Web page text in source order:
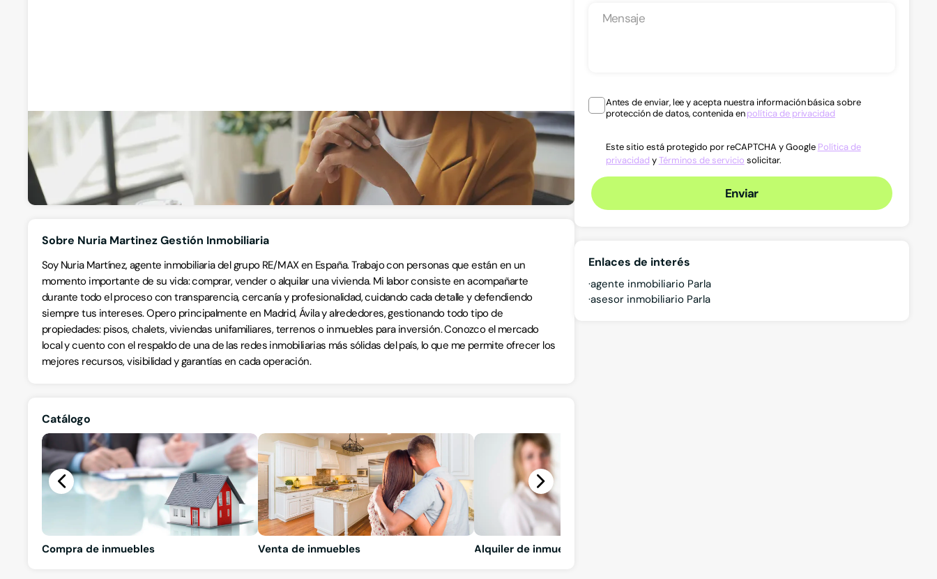
Nuria Martinez Gestión Inmobiliaria
Inmobiliarias
Visitar web
Ver teléfono
Sobre Nuria Martinez Gestión Inmobiliaria
Soy Nuria Martínez, agente inmobiliaria del grupo RE/MAX en España. Trabajo con personas que están en un
momento importante de su vida: comprar, vender o alquilar una vivienda. Mi labor consiste en acompañarte
durante todo el proceso con transparencia, cercanía y profesionalidad, cuidando cada detalle y defendiendo
siempre tus intereses. Opero principalmente en Madrid, Ávila y alrededores, gestionando todo tipo de
propiedades: pisos, chalets, viviendas unifamiliares, terrenos o inmuebles para inversión. Conozco el mercado
local y cuento con el respaldo de una de las redes inmobiliarias más sólidas del país, lo que me permite ofrecer los
mejores recursos, visibilidad y garantías en cada operación.
Catálogo
Compra de inmuebles Venta de inmuebles Alquiler de inmuebles
Antes de enviar, lee y acepta nuestra información básica sobre
protección de datos, contenida enpolítica de privacidad
Este sitio está protegido por reCAPTCHA y Google Política de
privacidad yTérminos de servicio solicitar.
Enviar
Enlaces de interés
agente inmobiliario Parla
asesor inmobiliario Parla